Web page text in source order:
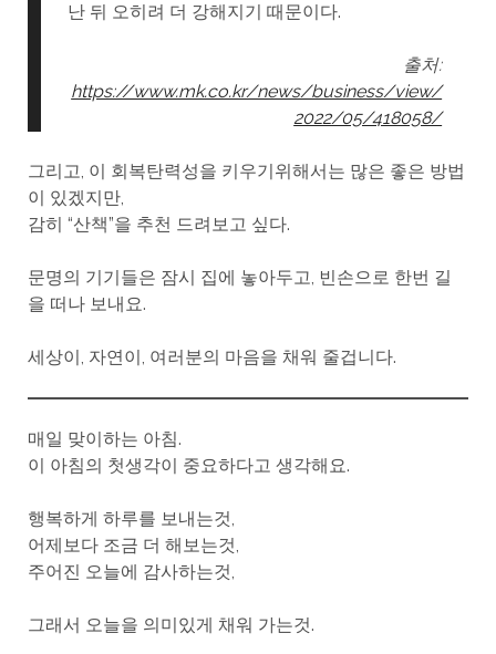
난 뒤 오히려 더 강해지기 때문이다.
출처:
https://www.mk.co.kr/news/business/view/
2022/05/418058/
그리고, 이 회복탄력성을 키우기위해서는 많은 좋은 방법
이 있겠지만,
감히 “산책”을 추천 드려보고 싶다.
문명의 기기들은 잠시 집에 놓아두고, 빈손으로 한번 길
을 떠나 보내요.
세상이, 자연이, 여러분의 마음을 채워 줄겁니다.
매일 맞이하는 아침.
이 아침의 첫생각이 중요하다고 생각해요.
행복하게 하루를 보내는것,
어제보다 조금 더 해보는것,
주어진 오늘에 감사하는것,
그래서 오늘을 의미있게 채워 가는것.